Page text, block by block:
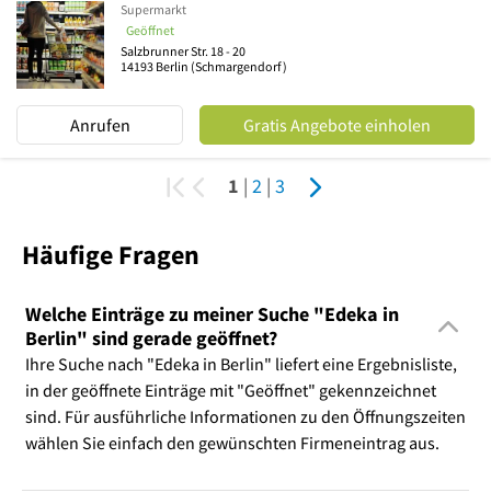
Supermarkt
Geöffnet
Salzbrunner Str. 18 - 20
14193 Berlin (Schmargendorf)
Anrufen Gratis Angebote einholen
1 | 2 | 3
Häufige Fragen
Welche Einträge zu meiner Suche "Edeka in
Berlin" sind gerade geöffnet?
Ihre Suche nach "Edeka in Berlin" liefert eine Ergebnisliste,
in der geöffnete Einträge mit "Geöffnet" gekennzeichnet
sind. Für ausführliche Informationen zu den Öffnungszeiten
wählen Sie einfach den gewünschten Firmeneintrag aus.